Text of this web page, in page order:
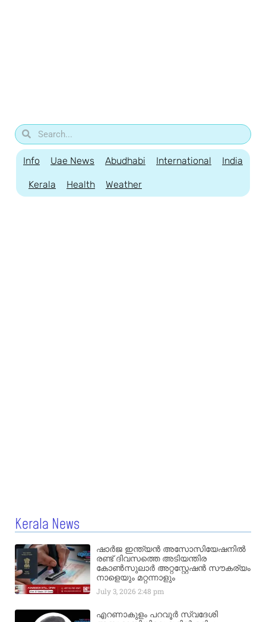
Info Uae News Abudhabi International India
Kerala Health Weather
Kerala News
ഷാർജ ഇന്ത്യൻ അസോസിയേഷനിൽ
രണ്ട് ദിവസത്തെ അടിയന്തിര
കോൺസുലാർ അറ്റസ്റ്റേഷൻ സൗകര്യം
നാളെയും മറ്റന്നാളും
July 3, 20262:48 pm
എറണാകുളം പറവൂർ സ്വദേശി